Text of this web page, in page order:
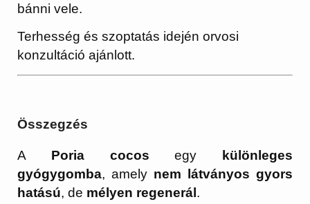
bánni vele.
Terhesség és szoptatás idején orvosi
konzultáció ajánlott.
Összegzés
A Poria cocos egy különleges
gyógygomba, amely nem látványos gyors
hatású, de mélyen regenerál.